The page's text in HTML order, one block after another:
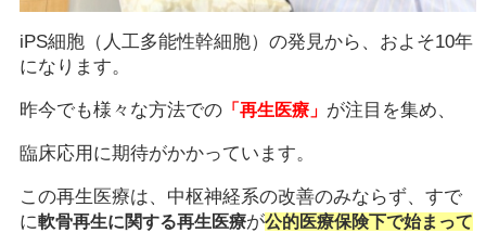
iPS細胞（人工多能性幹細胞）の発見から、およそ10年
になります。
昨今でも様々な方法での「再生医療」 が注目を集め、
臨床応用に期待がかかっています。
この再生医療は、中枢神経系の改善のみならず、すで
に軟骨再生に関する再生医療が公的医療保険下で始まって